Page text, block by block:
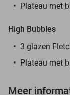
Plateau met
High Bubbles
3 glazen
Plateau met
Meer